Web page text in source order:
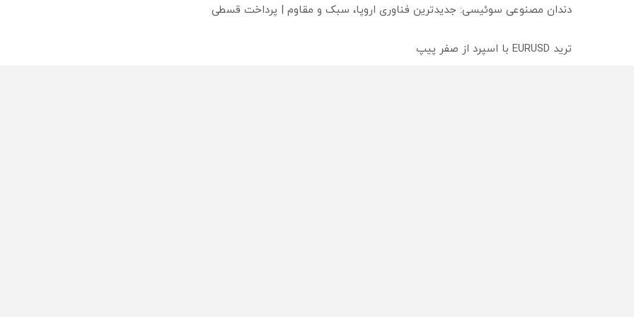
دندان مصنوعی سوئیسی: جدیدترین فناوری اروپا، سبک و مقاوم | پرداخت قسطی
ترید EURUSD با اسپرد از صفر پیپ